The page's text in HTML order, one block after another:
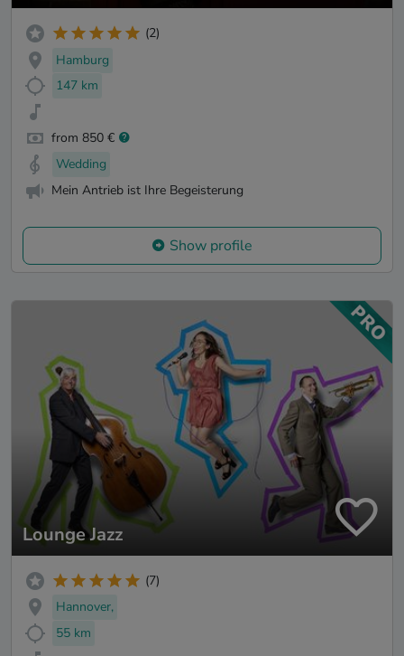
(2)
Hamburg
147 km
from 850 €
Wedding
Mein Antrieb ist Ihre Begeisterung
Show profile
Lounge Jazz
(7)
Hannover,
55 km